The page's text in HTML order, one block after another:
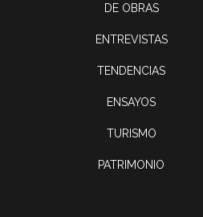
DE OBRAS
ENTREVISTAS
TENDENCIAS
ENSAYOS
TURISMO
PATRIMONIO